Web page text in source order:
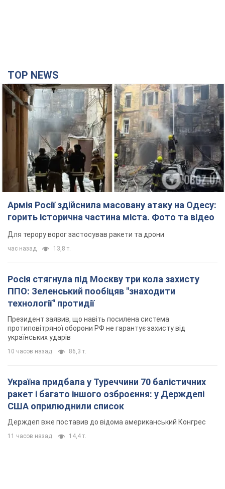
TOP NEWS
Армія Росії здійснила масовану атаку на Одесу:
горить історична частина міста. Фото та відео
Для терору ворог застосував ракети та дрони
час назад 13,8 т.
Росія стягнула під Москву три кола захисту
ППО: Зеленський пообіцяв "знаходити
технології" протидії
Президент заявив, що навіть посилена система
протиповітряної оборони РФ не гарантує захисту від
українських ударів
10 часов назад 86,3 т.
Україна придбала у Туреччини 70 балістичних
ракет і багато іншого озброєння: у Держдепі
США оприлюднили список
Держдеп вже поставив до відома американський Конгрес
11 часов назад 14,4 т.